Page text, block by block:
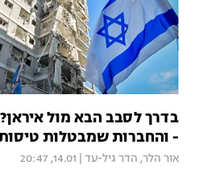
בדרך לסבב הבא מול איראן?
- והחברות שמבטלות
אור הלר, הדר גיל-עד 14.01, 20:47